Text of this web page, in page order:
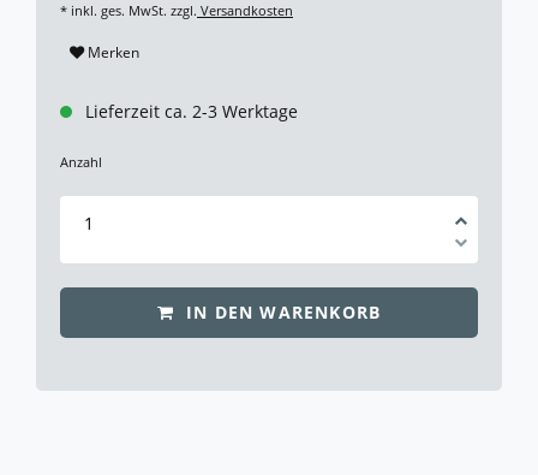
* inkl. ges. MwSt. zzgl. Versandkosten
Merken
Lieferzeit ca. 2-3 Werktage
Anzahl
IN DEN WARENKORB